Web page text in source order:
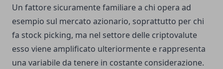
Un fattore sicuramente familiare a chi opera ad
esempio sul mercato azionario, soprattutto per chi
fa stock picking, ma nel settore delle criptovalute
esso viene amplificato ulteriormente e rappresenta
una variabile da tenere in costante considerazione.